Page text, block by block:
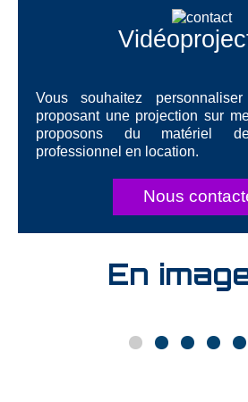
Vous souhaitez
proposant une projection sur
proposons du matériel de
professionnel en location.
Nous
En